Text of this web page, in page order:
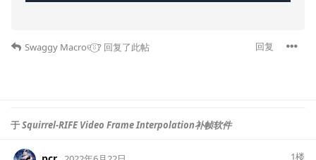
回复
Swaggy Macro୧⍤⃝? 回复了此帖
于Squirrel-RIFE Video Frame Interpolation补帧软件
1楼